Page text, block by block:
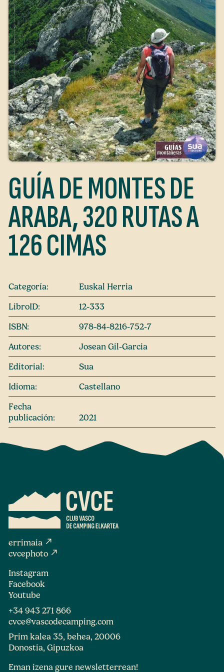
GUÍA DE MONTES DE
ARABA, 320 RUTAS A
126 CIMAS
Categoría:
Euskal Herria
LibroID:
12-333
ISBN:
978-84-8216-752-7
Autores:
Josean Gil-Garcia
Editorial:
Sua
Idioma:
Castellano
Fecha
publicación:
2021
errimaia north_east
cvcephoto north_east
Instagram
Facebook
Youtube
+34 943 271 866
cvce@vascodecamping.com
Prim kalea 35, behea, 20006
Donostia, Gipuzkoa
Eman izena gure newsletterrean!